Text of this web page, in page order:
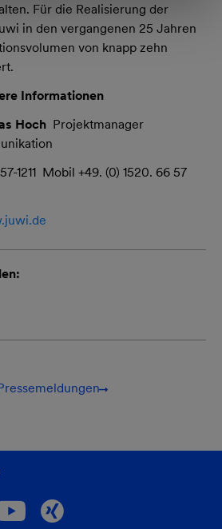
Für die Realisierung der
in den vergangenen 25 Jahren
von knapp zehn
Informationen
Hoch Projektmanager
1211 Mobil +49. (0) 1520. 66 57